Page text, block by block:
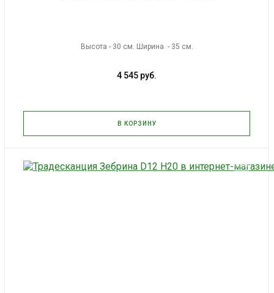
Высота - 30 см. Ширина - 35 см.
4 545 руб.
В КОРЗИНУ